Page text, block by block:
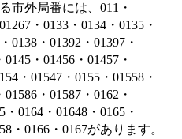
市外局番には、011・
・0133・0134・0135・
0138・01392・01397・
・01456・01457・
・01547・0155・01558・
・01587・0162・
0164・01648・0165・
・0166・0167があります。